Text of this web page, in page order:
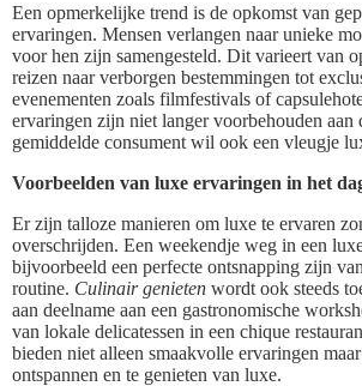
Een opmerkelijke trend is de opkomst van
ervaringen. Mensen verlangen naar unieke
voor hen zijn samengesteld. Dit varieert van
reizen naar verborgen bestemmingen tot
evenementen zoals filmfestivals of
ervaringen zijn niet langer voorbehouden aan
gemiddelde consument wil ook een vleugje
Voorbeelden van luxe ervaringen in het
Er zijn talloze manieren om luxe te ervaren
overschrijden. Een weekendje weg in een
bijvoorbeeld een perfecte ontsnapping zijn
routine. Culinair genieten wordt ook steeds
aan deelname aan een gastronomische
van lokale delicatessen in een chique
bieden niet alleen smaakvolle ervaringen
ontspannen en te genieten van luxe.